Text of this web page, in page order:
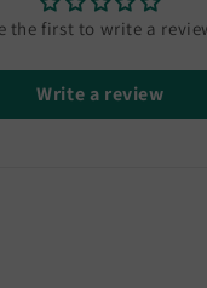
the first to write a
Write a review